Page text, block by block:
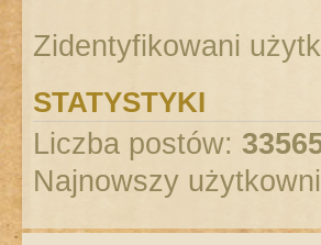
Zidentyfikowani
STATYSTYKI
Liczba postów:
Najnowszy